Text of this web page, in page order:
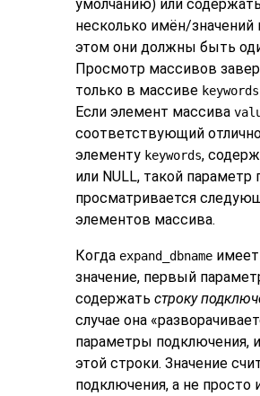
умолчанию) или
несколько имён/
этом они должны быть
Просмотр массивов
только в массиве keywords
Если элемент массива
соответствующий
элементу keywords,
или NULL, такой параметр
просматривается
элементов массива.
Когда expand_dbname
значение, первый
содержать строку
случае она «
параметры подключения,
этой строки. Значение
подключения, а не